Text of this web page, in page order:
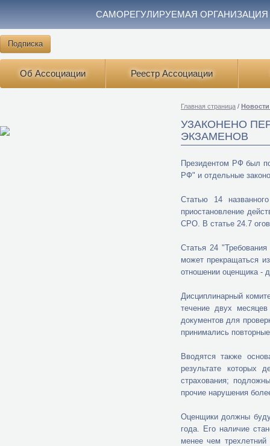
САМОРЕГУЛИРУЕМАЯ
Подписка
Об Ассоциации Реестр Ассоциации
Главная страница /
УЗАКОНЕНО
ЭКЗАМЕНОВ
Президентом РФ был
РФ" и отдельные
Статью 14
приостановление
СРО. В статье 24.7
Статья 24
может прекращаться
отношении оценщика -
Дисциплинарный
течение двух
документов для
принимались
Вводятся также
результате которых
страхования;
прочие нарушения
Оценщики должны
года. Его наличие
менее чем